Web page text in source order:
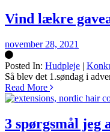
Vind lækre
november 28, 2021
Posted In: Hudpleje |
Silke
Så blev det 1.søndag i
Read More
3 spørgsmål jeg